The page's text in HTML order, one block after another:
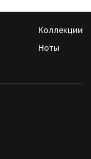
Коллекции
Ноты